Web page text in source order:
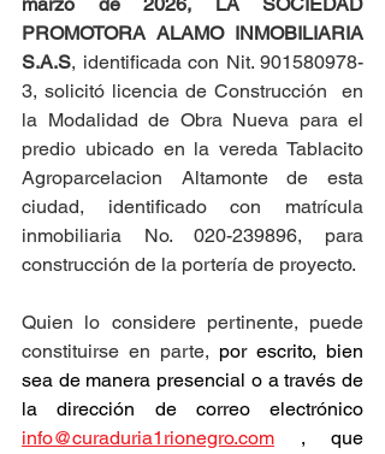
PROMOTORA ALAMO INMOBILIARIA
S.A.S, identificada con Nit. 901580978-
3, solicitó licencia de Construcción  en
la Modalidad de Obra Nueva para el
predio ubicado en la vereda Tablacito
Agroparcelacion Altamonte de esta
ciudad, identificado con matrícula
inmobiliaria No. 020-239896, para
construcción de la portería de proyecto.
Quien lo considere pertinente, puede
constituirse en parte, por escrito, bien
sea de manera presencial o a través de
info@curaduria1rionegro.com , que